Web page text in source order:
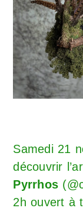
Samedi 21
découvrir
Pyrrhos (
2h ouvert à